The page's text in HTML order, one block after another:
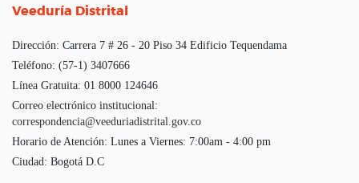
Veeduría Distrital
Dirección: Carrera 7 # 26 - 20 Piso 34 Edificio Tequendama
Teléfono: (57-1) 3407666
Línea Gratuita: 01 8000 124646
Correo electrónico institucional:
correspondencia@veeduriadistrital.gov.co
Horario de Atención: Lunes a Viernes: 7:00am - 4:00 pm
Ciudad: Bogotá D.C